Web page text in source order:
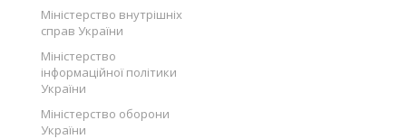
Міністерство внутрішніх
справ України
Міністерство
інформаційної політики
України
Міністерство оборони
України